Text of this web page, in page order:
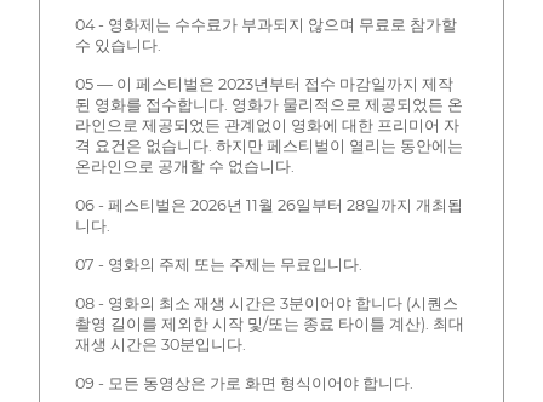
04 - 영화제는 수수료가 부과되지 않으며 무료로 참가할
수 있습니다.
05 — 이 페스티벌은 2023년부터 접수 마감일까지 제작
된 영화를 접수합니다. 영화가 물리적으로 제공되었든 온
라인으로 제공되었든 관계없이 영화에 대한 프리미어 자
격 요건은 없습니다. 하지만 페스티벌이 열리는 동안에는
온라인으로 공개할 수 없습니다.
06 - 페스티벌은 2026년 11월 26일부터 28일까지 개최됩
니다.
07 - 영화의 주제 또는 주제는 무료입니다.
08 - 영화의 최소 재생 시간은 3분이어야 합니다 (시퀀스
촬영 길이를 제외한 시작 및/또는 종료 타이틀 계산). 최대
재생 시간은 30분입니다.
09 - 모든 동영상은 가로 화면 형식이어야 합니다.